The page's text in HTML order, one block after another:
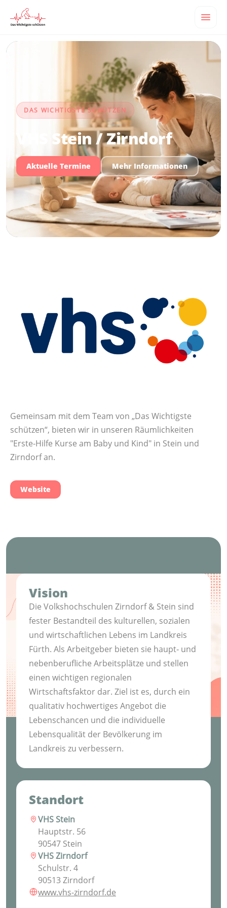
DAS WICHTIGSTE SCHÜTZEN
VHS Stein / Zirndorf
Aktuelle Termine Mehr Informationen
Gemeinsam mit dem Team von „Das Wichtigste
schützen“, bieten wir in unseren Räumlichkeiten
"Erste-Hilfe Kurse am Baby und Kind" in Stein und
Zirndorf an.
Website
Vision
Die Volkshochschulen Zirndorf & Stein sind
fester Bestandteil des kulturellen, sozialen
und wirtschaftlichen Lebens im Landkreis
Fürth. Als Arbeitgeber bieten sie haupt‐ und
nebenberufliche Arbeitsplätze und stellen
einen wichtigen regionalen
Wirtschaftsfaktor dar. Ziel ist es, durch ein
qualitativ hochwertiges Angebot die
Lebenschancen und die individuelle
Lebensqualität der Bevölkerung im
Landkreis zu verbessern.
Standort
VHS Stein
Hauptstr. 56
90547 Stein
VHS Zirndorf
Schulstr. 4
90513 Zirndorf
www.vhs-zirndorf.de